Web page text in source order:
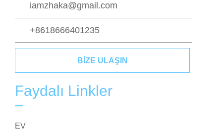
iamzhaka@gmail.com
+8618666401235
BIZE ULAŞIN
Faydalı Linkler
EV